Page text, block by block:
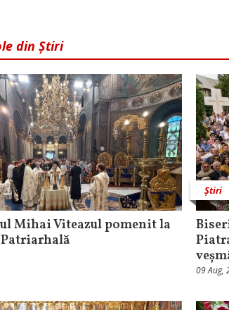
din Știri
Mihai Viteazul pomenit la
Știri
09 Aug,